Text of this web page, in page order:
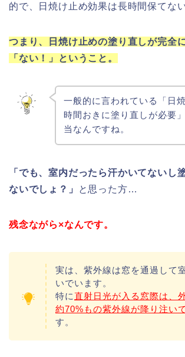
的で、日焼け止め効果は長時間保てな
つまり、日焼け止めの塗り直しが完全
「ない！」ということ。
一般的に言われている「日
時間おきに塗り直しが必要
当なんですね。
「でも、室内だったら汗かいてないし
ないでしょ？」
と思った方…
残念ながら×なんです。
実は、紫外線は窓を通過して
いでいます。
特に直射日光が入る窓際は、
約70%もの紫外線が降り注い
す。